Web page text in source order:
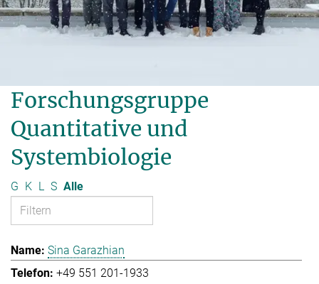
Forschungsgruppe
Quantitative und
Systembiologie
G K L S Alle
Sina Garazhian
+49 551 201-1933